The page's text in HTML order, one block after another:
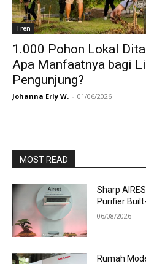
Tren
1.000 Pohon Lokal
Apa Manfaatnya bagi
Pengunjung?
Johanna Erly W. - 01/06/2026
MOST READ
Sharp
Purifier
06/08/2026
Rumah